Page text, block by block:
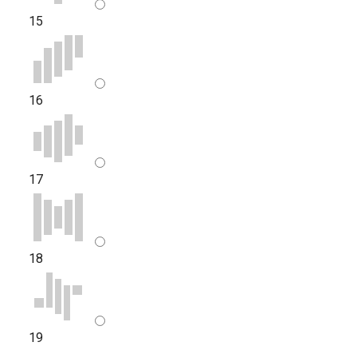
15
16
17
18
19